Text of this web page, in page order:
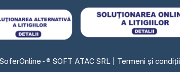
SoferOnline - ® SOFT ATAC SRL | Termeni și condiții